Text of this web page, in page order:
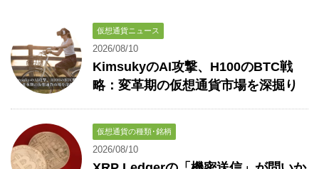
仮想通貨ニュース
2026/08/10
KimsukyのAI攻撃、H100のBTC戦
略：変革期の仮想通貨市場を深掘り
仮想通貨の種類･銘柄
2026/08/10